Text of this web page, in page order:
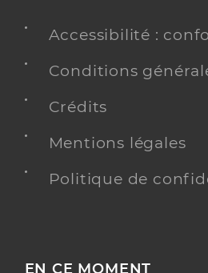
Accessibilité :
Conditions
Crédits
Mentions légales
Politique de
EN CE MOMENT